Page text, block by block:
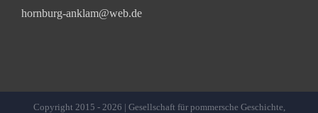
hornburg-anklam@web.de
Copyright 2015 - 2026 | Gesellschaft für pommersche Geschichte,